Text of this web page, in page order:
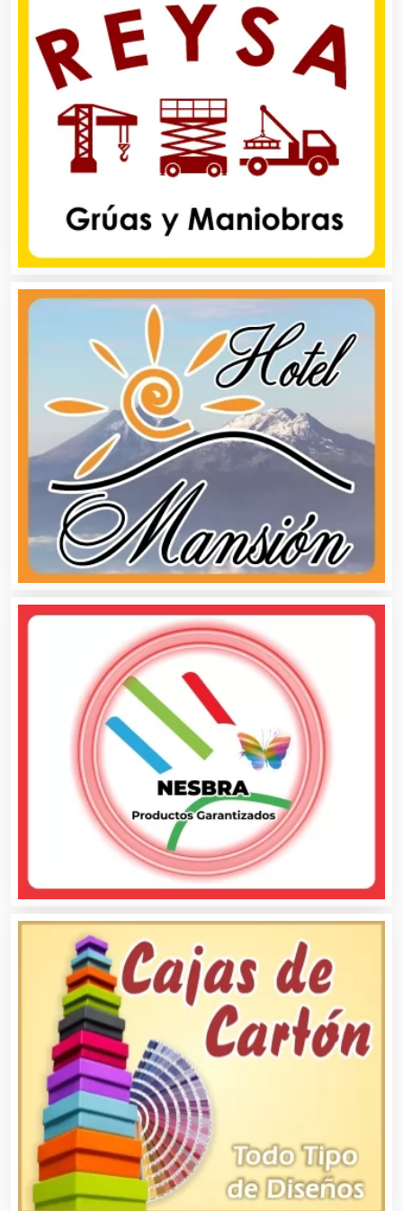
Basculas
Bebidas
Belleza
Bordados y Estampados
Boutiques
Buceo
Cafeterías
Cajas de Ahorro
Cámaras de Comercio
Camiones para Fletes
Cancelería de Aluminio
Capacitación
Carnicerías
Carpinterías
Centros Comerciales
Centros de Espectáculos
Centros de Nutrición
Centros Turísticos